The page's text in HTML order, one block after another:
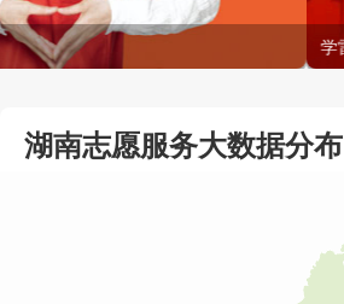
学雷锋做志愿，共同奋进十五五
湖南志愿服务大数据分布